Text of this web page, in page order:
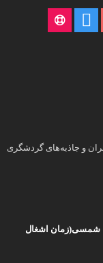
منظور معرفی تهران و جاذبه‌های گردشگری
نقشه محمد غفاری به سال۱۳۲۳ شمسی(زمان اشغال